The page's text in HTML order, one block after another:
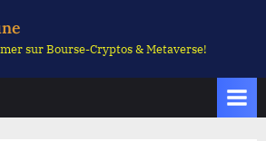
sur Bourse-Cryptos & Metaverse!